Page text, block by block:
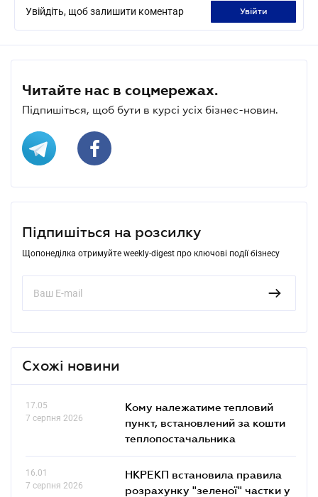
Увійдіть, щоб залишити коментар увійти
Читайте нас в соцмережах.
Підпишіться, щоб бути в курсі усіх бізнес-новин.
Підпишіться на розсилку
Щопонеділка отримуйте weekly-digest про ключові події бізнесу
Схожі новини
17.05
7 серпня 2026
Кому належатиме тепловий
пункт, встановлений за кошти
теплопостачальника
16.01
7 серпня 2026
НКРЕКП встановила правила
розрахунку "зеленої" частки у